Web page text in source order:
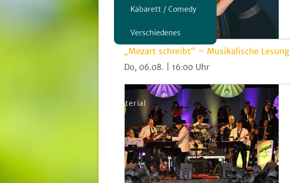
Kabarett / Comedy
Verschiedenes
Kinderkultur
Material
„Mozart schreibt“ – Musikalische Lesung
Do, 06.08. | 16:00